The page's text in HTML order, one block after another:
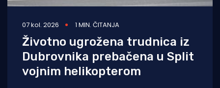
07 kol. 2026 1 MIN. ČITANJA
Životno ugrožena trudnica iz
Dubrovnika prebačena u Split
vojnim helikopterom